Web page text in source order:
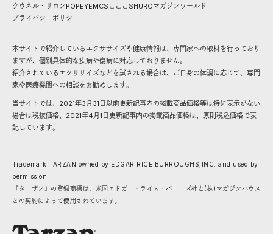
クウネル・サロンPOPEYEMCS こここ SHUROマガジンワールド
プライバシーポリシー
本サイトで紹介しているエクササイズや健康情報は、専門家への取材を行っており
ますが、個別具体的な疾病や傷病に対応しておりません。
紹介されているエクササイズなどを試される場合は、ご自身の体調に応じて、専門
家や医療機関への相談をお勧めします。
当サイトでは、2021年3月31日以前更新記事内の掲載商品価格等は特に表示がない
場合は税抜価格、2021年4月1日更新記事内の掲載商品価格は、原則税込価格で表
記しています。
Trademark TARZAN owned by EDGAR RICE BURROUGHS,INC. and used by
permission.
『ターザン』の登録商標は、米国エドガー・ライス・バローズ社と(株)マガジンハウス
との契約によって使用されています。